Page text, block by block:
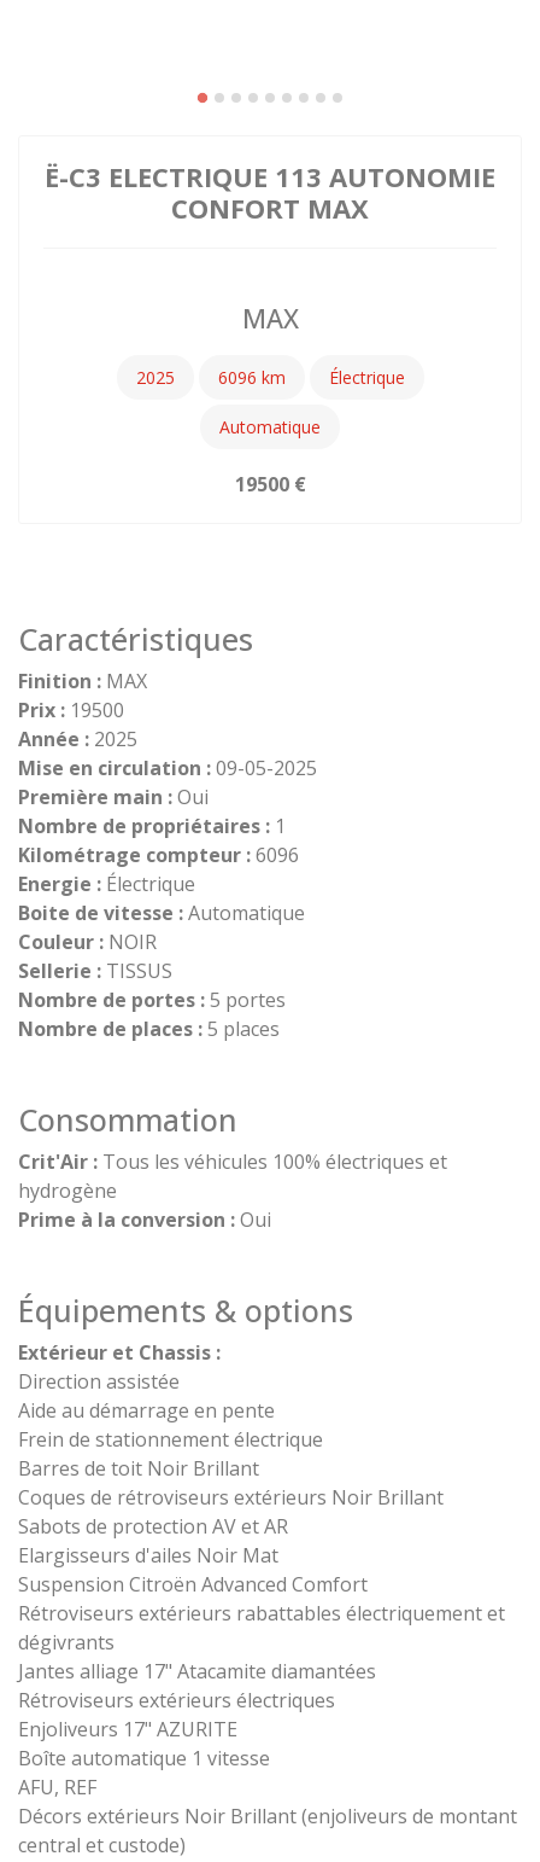
Ë-C3 ELECTRIQUE 113 AUTONOMIE
CONFORT MAX
MAX
2025 6096 Électrique
Automatique
19500
Caractéristiques
Finition : MAX
Prix : 19500
Année : 2025
Mise en circulation :09-05-2025
Première main :Oui
Nombre de propriétaires : 1
Kilométrage compteur :6096
Energie : Électrique
Boite de vitesse :Automatique
Couleur : NOIR
Sellerie : TISSUS
Nombre de portes :5 portes
Nombre de places :5 places
Consommation
Crit'Air : Tous les véhicules 100% électriques et
hydrogène
Prime à la conversion :Oui
Équipements & options
Extérieur et Chassis :
Direction assistée
Aide au démarrage en pente
Frein de stationnement électrique
Barres de toit Noir Brillant
Coques de rétroviseurs extérieurs Noir Brillant
Sabots de protection AV et AR
Elargisseurs d'ailes Noir Mat
Suspension Citroën Advanced Comfort
Rétroviseurs extérieurs rabattables électriquement et
dégivrants
Jantes alliage 17" Atacamite diamantées
Rétroviseurs extérieurs électriques
Enjoliveurs 17" AZURITE
Boîte automatique 1 vitesse
AFU, REF
Décors extérieurs Noir Brillant (enjoliveurs de montant
central et custode)